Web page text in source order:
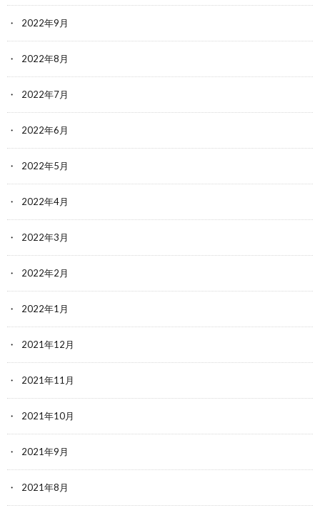
2022年9月
2022年8月
2022年7月
2022年6月
2022年5月
2022年4月
2022年3月
2022年2月
2022年1月
2021年12月
2021年11月
2021年10月
2021年9月
2021年8月